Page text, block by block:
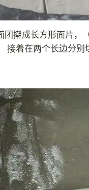
团擀成长方形面片，
接着在两个长边分别